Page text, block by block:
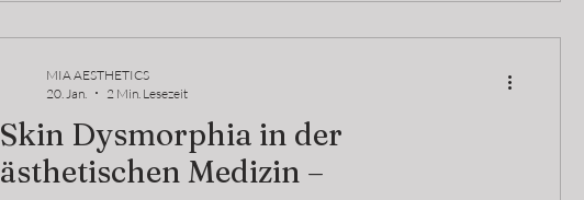
Skin Dysmorphia in der
ästhetischen Medizin –
MIA AESTHETICS
20. Jan.
2 Min. Lesezeit